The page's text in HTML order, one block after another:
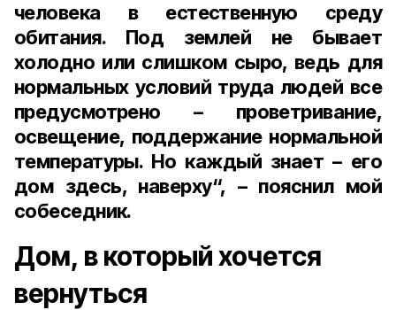
человека в естественную среду
обитания. Под землей не бывает
холодно или слишком сыро, ведь для
нормальных условий труда людей все
предусмотрено – проветривание,
освещение, поддержание нормальной
температуры. Но каждый знает – его
дом здесь, наверху“, – пояснил мой
собеседник.
Дом, в который хочется
вернуться